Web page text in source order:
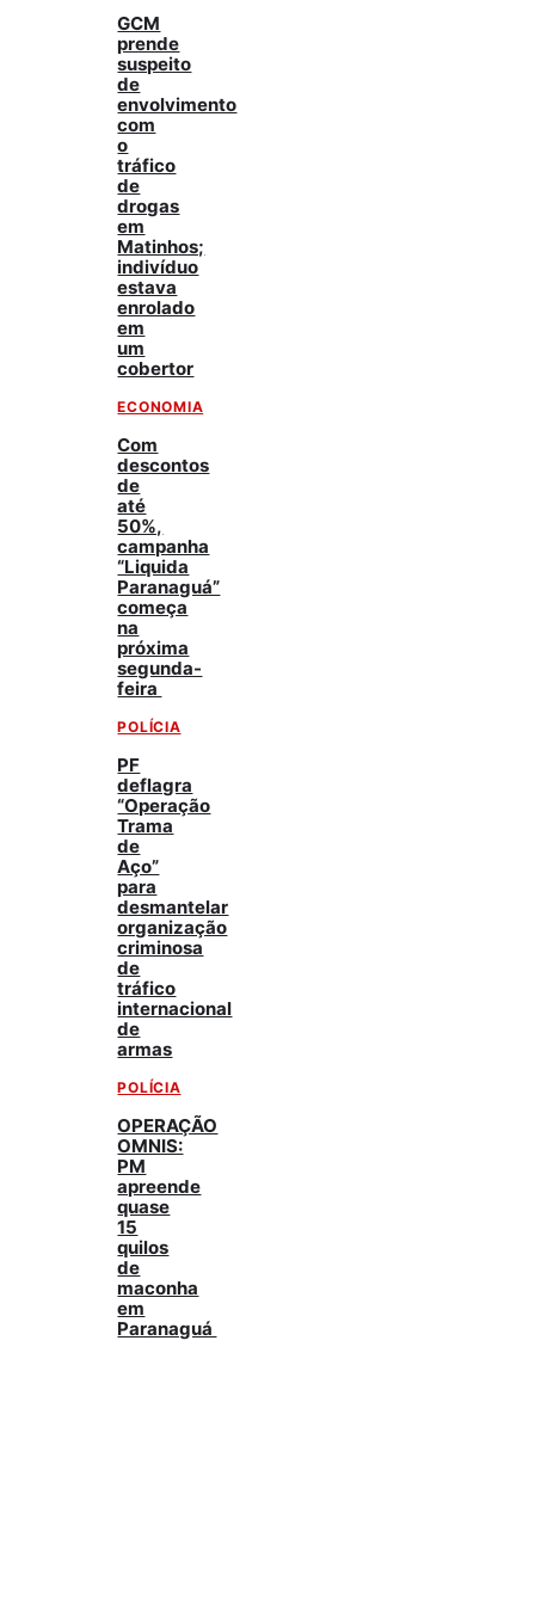
GCM
prende
suspeito
de
envolvimento
com
o
tráfico
de
drogas
em
Matinhos;
indivíduo
estava
enrolado
em
um
cobertor
ECONOMIA
Com
descontos
de
até
50%,
campanha
“Liquida
Paranaguá”
começa
na
próxima
segunda-
feira
POLÍCIA
PF
deflagra
“Operação
Trama
de
Aço”
para
desmantelar
organização
criminosa
de
tráfico
internacional
de
armas
POLÍCIA
OPERAÇÃO
OMNIS:
PM
apreende
quase
15
quilos
de
maconha
em
Paranaguá